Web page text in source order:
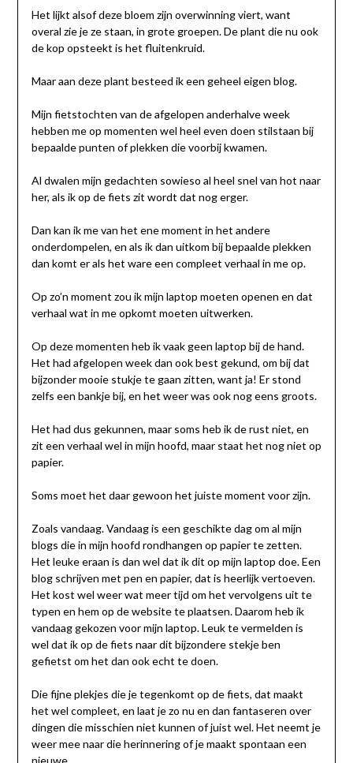
Het lijkt alsof deze bloem zijn overwinning viert, want
overal zie je ze staan, in grote groepen. De plant die nu ook
de kop opsteekt is het fluitenkruid.
Maar aan deze plant besteed ik een geheel eigen blog.
Mijn fietstochten van de afgelopen anderhalve week
hebben me op momenten wel heel even doen stilstaan bij
bepaalde punten of plekken die voorbij kwamen.
Al dwalen mijn gedachten sowieso al heel snel van hot naar
her, als ik op de fiets zit wordt dat nog erger.
Dan kan ik me van het ene moment in het andere
onderdompelen, en als ik dan uitkom bij bepaalde plekken
dan komt er als het ware een compleet verhaal in me op.
Op zo’n moment zou ik mijn laptop moeten openen en dat
verhaal wat in me opkomt moeten uitwerken.
Op deze momenten heb ik vaak geen laptop bij de hand.
Het had afgelopen week dan ook best gekund, om bij dat
bijzonder mooie stukje te gaan zitten, want ja! Er stond
zelfs een bankje bij, en het weer was ook nog eens groots.
Het had dus gekunnen, maar soms heb ik de rust niet, en
zit een verhaal wel in mijn hoofd, maar staat het nog niet op
papier.
Soms moet het daar gewoon het juiste moment voor zijn.
Zoals vandaag. Vandaag is een geschikte dag om al mijn
blogs die in mijn hoofd rondhangen op papier te zetten.
Het leuke eraan is dan wel dat ik dit op mijn laptop doe. Een
blog schrijven met pen en papier, dat is heerlijk vertoeven.
Het kost wel weer wat meer tijd om het vervolgens uit te
typen en hem op de website te plaatsen. Daarom heb ik
vandaag gekozen voor mijn laptop. Leuk te vermelden is
wel dat ik op de fiets naar dit bijzondere stekje ben
gefietst om het dan ook echt te doen.
Die fijne plekjes die je tegenkomt op de fiets, dat maakt
het wel compleet, en laat je zo nu en dan fantaseren over
dingen die misschien niet kunnen of juist wel. Het neemt je
weer mee naar die herinnering of je maakt spontaan een
nieuwe.